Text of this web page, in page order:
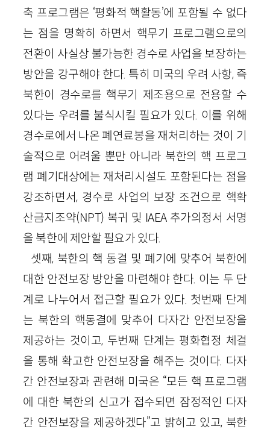
축 프로그램은 ‘평화적 핵활동’에 포함될 수 없다
는 점을 명확히 하면서 핵무기 프로그램으로의
전환이 사실상 불가능한 경수로 사업을 보장하는
방안을 강구해야 한다. 특히 미국의 우려 사항, 즉
북한이 경수로를 핵무기 제조용으로 전용할 수
있다는 우려를 불식시킬 필요가 있다. 이를 위해
경수로에서 나온 폐연료봉을 재처리하는 것이 기
술적으로 어려울 뿐만 아니라 북한의 핵 프로그
램 폐기대상에는 재처리시설도 포함된다는 점을
강조하면서, 경수로 사업의 보장 조건으로 핵확
산금지조약(NPT) 복귀 및 IAEA 추가의정서 서명
을 북한에 제안할 필요가 있다.
셋째, 북한의 핵 동결 및 폐기에 맞추어 북한에
대한 안전보장 방안을 마련해야 한다. 이는 두 단
계로 나누어서 접근할 필요가 있다. 첫번째 단계
는 북한의 핵동결에 맞추어 다자간 안전보장을
제공하는 것이고, 두번째 단계는 평화협정 체결
을 통해 확고한 안전보장을 해주는 것이다. 다자
간 안전보장과 관련해 미국은 “모든 핵 프로그램
에 대한 북한의 신고가 접수되면 잠정적인 다자
간 안전보장을 제공하겠다”고 밝히고 있고, 북한